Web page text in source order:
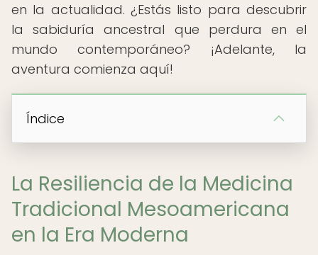
en la actualidad. ¿Estás listo para descubrir
la sabiduría ancestral que perdura en el
mundo contemporáneo? ¡Adelante, la
aventura comienza aquí!
Índice
La Resiliencia de la Medicina
Tradicional Mesoamericana
en la Era Moderna